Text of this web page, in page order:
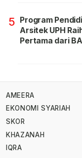
5 Program
Arsitek UPH
Pertama dari
AMEERA
EKONOMI SYARIAH
SKOR
KHAZANAH
IQRA